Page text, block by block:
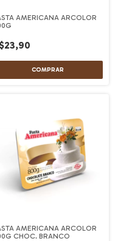
AMERICANA ARCOLOR
AMERICANA ARCOLOR
CHOC. BRANCO